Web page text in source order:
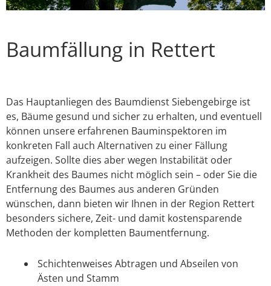
Baumfällung in Rettert
Das Hauptanliegen des Baumdienst Siebengebirge ist
es, Bäume gesund und sicher zu erhalten, und eventuell
können unsere erfahrenen Bauminspektoren im
konkreten Fall auch Alternativen zu einer Fällung
aufzeigen. Sollte dies aber wegen Instabilität oder
Krankheit des Baumes nicht möglich sein – oder Sie die
Entfernung des Baumes aus anderen Gründen
wünschen, dann bieten wir Ihnen in der Region Rettert
besonders sichere, Zeit- und damit kostensparende
Methoden der kompletten Baumentfernung.
Schichtenweises Abtragen und Abseilen von
Ästen und Stamm